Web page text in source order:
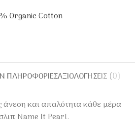
Organic Cotton
ΠΛΗΡΟΦΟΡΊΕΣΑΞΙΟΛΟΓΉΣΕΙΣ (0)
άνεση και απαλότητα κάθε μέρα
Name It Pearl.